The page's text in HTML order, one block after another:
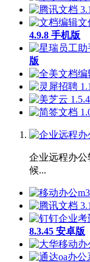
4.9.8 手机版
版
企业远程办
候...
8.3.45 安卓版